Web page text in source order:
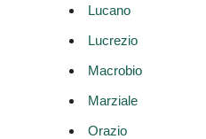
Lucano
Lucrezio
Macrobio
Marziale
Orazio